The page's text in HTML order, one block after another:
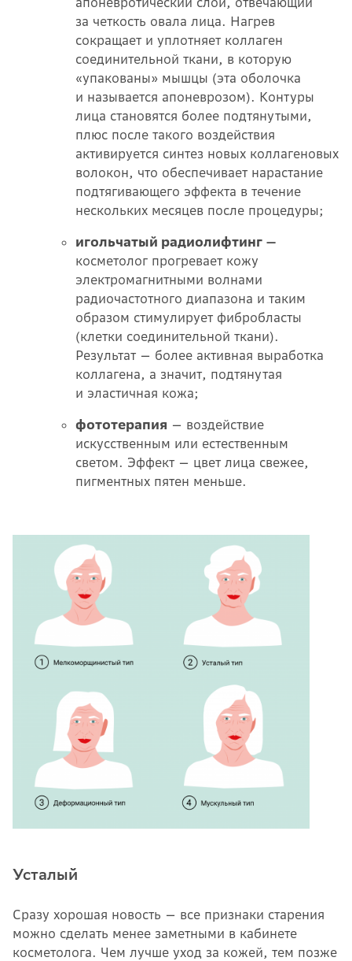
за четкость овала лица. Нагрев
сокращает и уплотняет коллаген
соединительной ткани, в которую
«упакованы» мышцы (эта оболочка
и называется апоневрозом). Контуры
лица становятся более подтянутыми,
плюс после такого воздействия
активируется синтез новых коллагеновых
волокон, что обеспечивает нарастание
подтягивающего эффекта в течение
нескольких месяцев после процедуры;
игольчатый радиолифтинг —
косметолог прогревает кожу
электромагнитными волнами
радиочастотного диапазона и таким
образом стимулирует фибробласты
(клетки соединительной ткани).
Результат — более активная выработка
коллагена, а значит, подтянутая
и эластичная кожа;
фототерапия — воздействие
искусственным или естественным
светом. Эффект — цвет лица свежее,
пигментных пятен меньше.
Усталый
Сразу хорошая новость — все признаки старения
можно сделать менее заметными в кабинете
косметолога. Чем лучше уход за кожей, тем позже